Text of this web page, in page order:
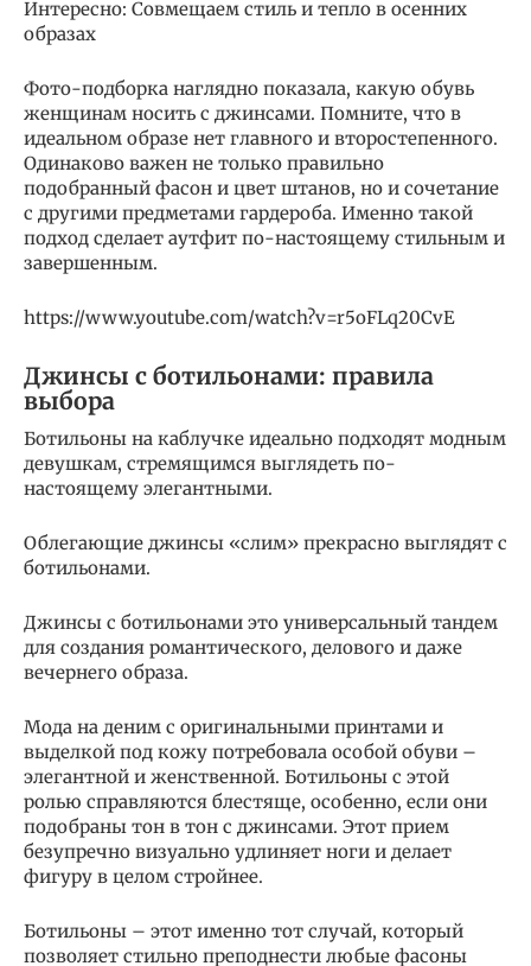
Интересно: Совмещаем стиль и тепло в осенних
образах
Фото-подборка наглядно показала, какую обувь
женщинам носить с джинсами. Помните, что в
идеальном образе нет главного и второстепенного.
Одинаково важен не только правильно
подобранный фасон и цвет штанов, но и сочетание
с другими предметами гардероба. Именно такой
подход сделает аутфит по-настоящему стильным и
завершенным.
https://www.youtube.com/watch?v=r5oFLq20CvE
Джинсы с ботильонами: правила
выбора
Ботильоны на каблучке идеально подходят модным
девушкам, стремящимся выглядеть по-
настоящему элегантными.
Облегающие джинсы «слим» прекрасно выглядят с
ботильонами.
Джинсы с ботильонами это универсальный тандем
для создания романтического, делового и даже
вечернего образа.
Мода на деним с оригинальными принтами и
выделкой под кожу потребовала особой обуви –
элегантной и женственной. Ботильоны с этой
ролью справляются блестяще, особенно, если они
подобраны тон в тон с джинсами. Этот прием
безупречно визуально удлиняет ноги и делает
фигуру в целом стройнее.
Ботильоны – этот именно тот случай, который
позволяет стильно преподнести любые фасоны